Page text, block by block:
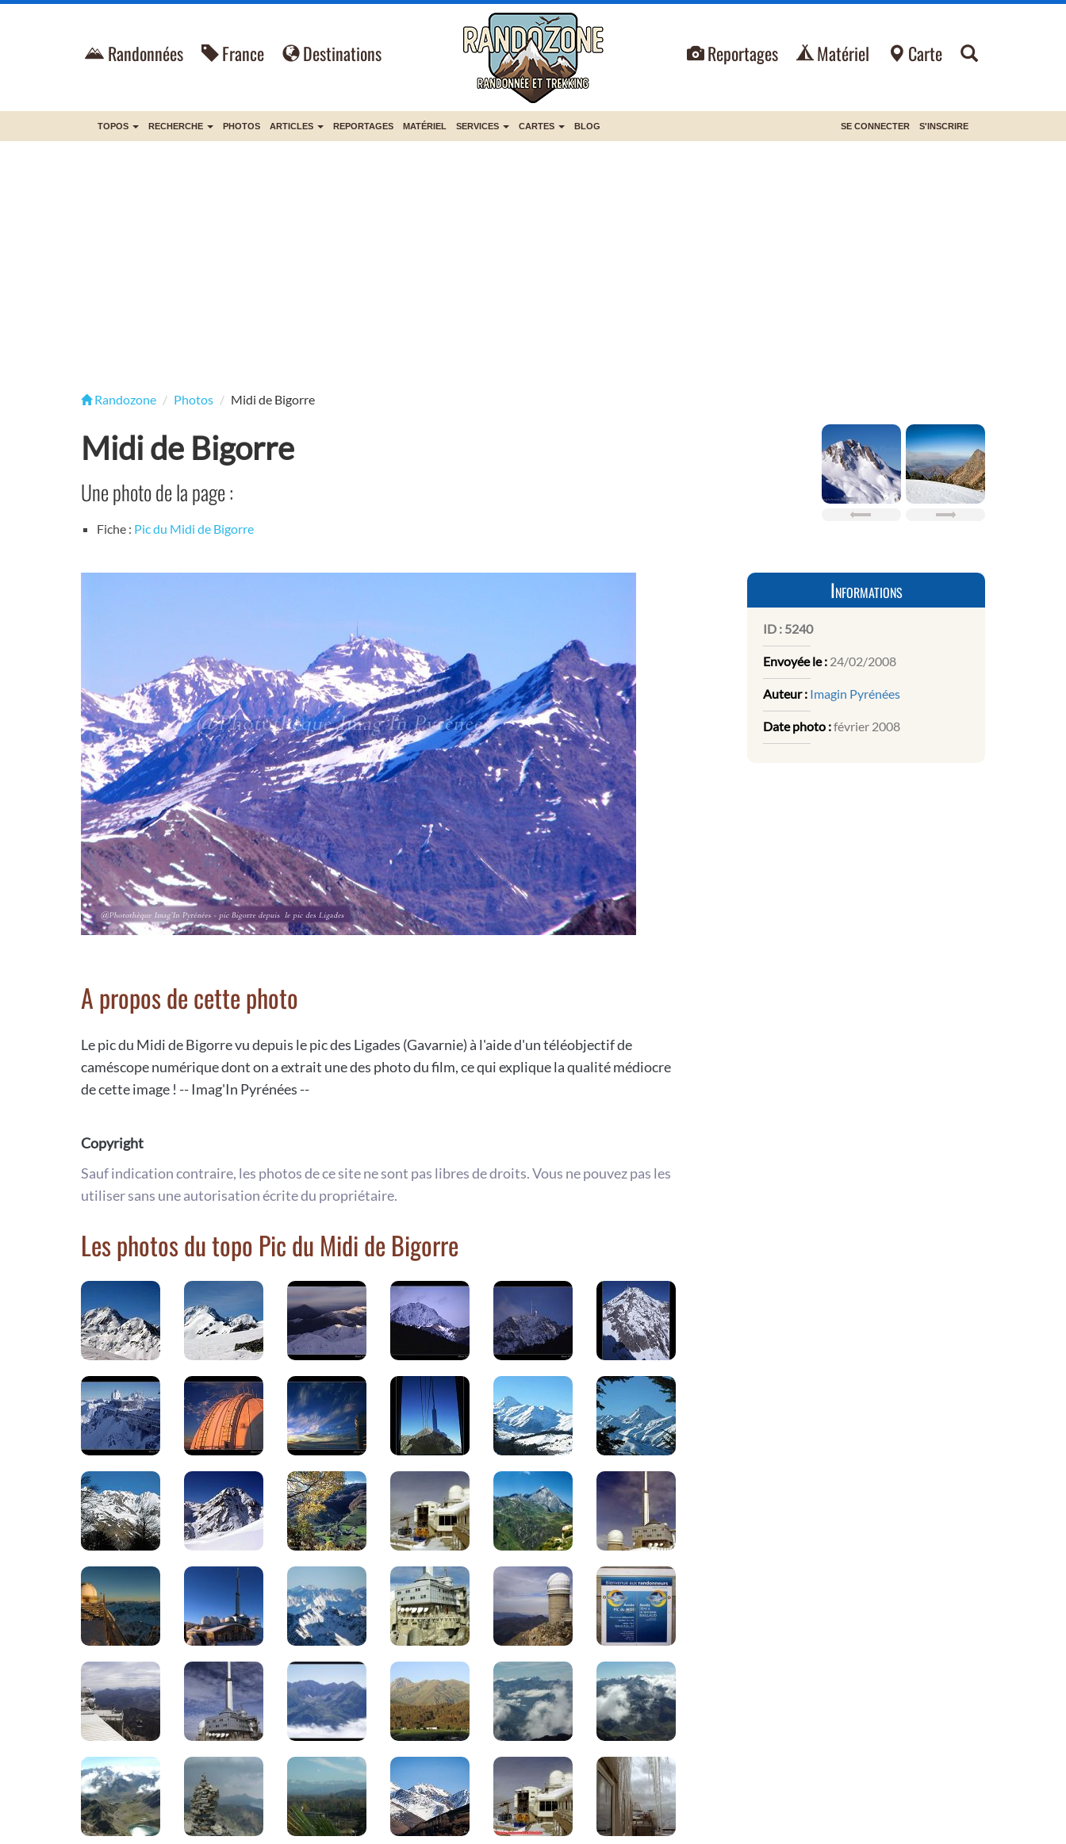
Randonnées France Destinations Reportages Matériel Carte
TOPOS RECHERCHE PHOTOS ARTICLES REPORTAGES MATÉRIEL SERVICES CARTES BLOG SE CONNECTER S'INSCRIRE
Randozone Photos Midi de Bigorre
Midi de Bigorre
Une photo de la page :
Fiche : Pic du Midi de Bigorre
A propos de cette photo
Le pic du Midi de Bigorre vu depuis le pic des Ligades (Gavarnie) à l'aide d'un téléobjectif de
caméscope numérique dont on a extrait une des photo du film, ce qui explique la qualité médiocre
de cette image ! -- Imag'In Pyrénées --
Copyright
Sauf indication contraire, les photos de ce site ne sont pas libres de droits. Vous ne pouvez pas les
utiliser sans une autorisation écrite du propriétaire.
Les photos du topo Pic du Midi de Bigorre
Informations
ID : 5240
Envoyée le : 24/02/2008
Auteur : Imagin Pyrénées
Date photo :février 2008